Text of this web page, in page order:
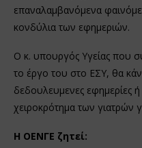
επαναλαμβανόμενα
κονδύλια των εφημεριών.
Ο κ. υπουργός Υγείας που
το έργο του στο ΕΣΥ, θα
δεδουλευμενες εφημερίες
χειροκρότημα των γιατρών
Η ΟΕΝΓΕ ζητεί: